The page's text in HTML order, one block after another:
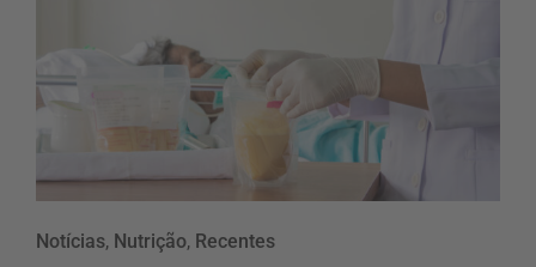
Notícias, Nutrição, Recentes